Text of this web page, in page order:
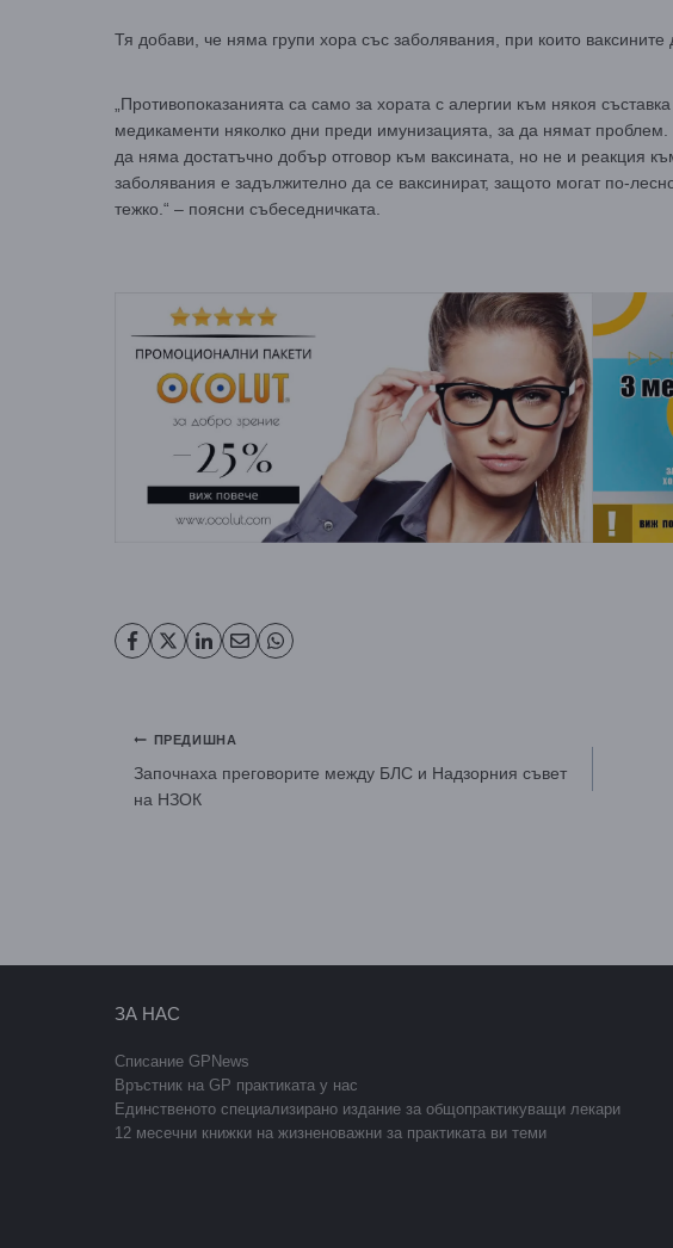
Тя добави, че няма групи хора със заболявания, при които ваксините
„Противопоказанията са само за хората с алергии към някоя
медикаменти няколко дни преди имунизацията, за да нямат
да няма достатъчно добър отговор към ваксината, но не и реакция
заболявания е задължително да се ваксинират, защото могат по-
тежко.“ – поясни събеседничката.
Навигация
ПРЕДИШНА
Започнаха преговорите между БЛС и Надзорния съвет
на НЗОК
ЗА НАС
Списание GPNews
Връстник на GP практиката у нас
Единственото специализирано издание за общопрактикуващи лекари
12 месечни книжки на жизненоважни за практиката ви теми